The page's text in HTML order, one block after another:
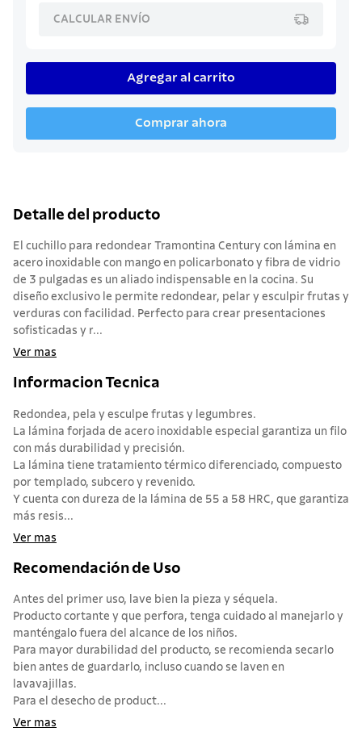
CALCULAR ENVÍO
Agregar al carrito
Comprar ahora
Detalle del producto
El cuchillo para redondear Tramontina Century con lámina en
acero inoxidable con mango en policarbonato y fibra de vidrio
de 3 pulgadas es un aliado indispensable en la cocina. Su
diseño exclusivo le permite redondear, pelar y esculpir frutas y
verduras con facilidad. Perfecto para crear presentaciones
sofisticadas y r...
Ver mas
Informacion Tecnica
Redondea, pela y esculpe frutas y legumbres.
La lámina forjada de acero inoxidable especial garantiza un filo
con más durabilidad y precisión.
La lámina tiene tratamiento térmico diferenciado, compuesto
por templado, subcero y revenido.
Y cuenta con dureza de la lámina de 55 a 58 HRC, que garantiza
más resis...
Ver mas
Recomendación de Uso
Antes del primer uso, lave bien la pieza y séquela.
Producto cortante y que perfora, tenga cuidado al manejarlo y
manténgalo fuera del alcance de los niños.
Para mayor durabilidad del producto, se recomienda secarlo
bien antes de guardarlo, incluso cuando se laven en
lavavajillas.
Para el desecho de product...
Ver mas